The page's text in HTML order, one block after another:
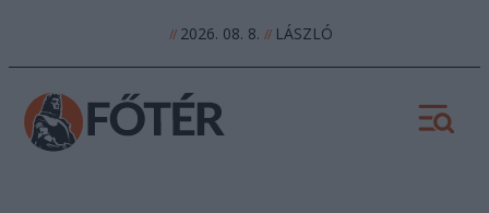
//2026. 08. 8. //LÁSZLÓ